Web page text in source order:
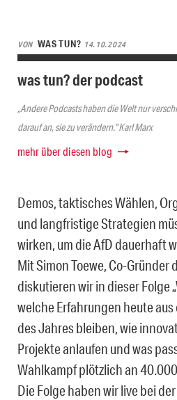
VON WAS TUN? 14.10.2024
was tun? der podcast
„Andere Podcasts haben die Welt nur
darauf an, sie zu verändern.“ Karl Marx
mehr über diesen blog
Demos, taktisches Wählen,
und langfristige Strategien
wirken, um die AfD dauerhaft
Mit Simon Toewe, Co-Gründer
diskutieren wir in dieser Folge
welche Erfahrungen heute aus
des Jahres bleiben, wie
Projekte anlaufen und was
Wahlkampf plötzlich an
Die Folge haben wir live bei